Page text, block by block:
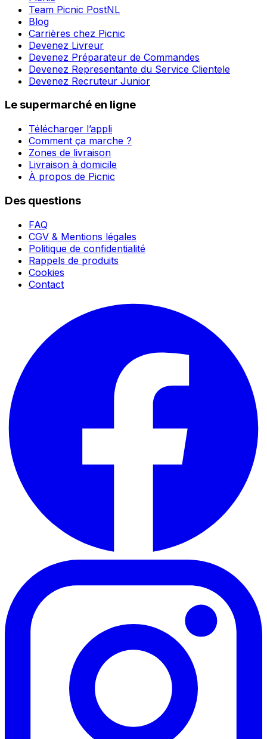
Team Picnic PostNL
Blog
Carrières chez Picnic
Devenez Livreur
Devenez Préparateur de Commandes
Devenez Representante du Service Clientele
Devenez Recruteur Junior
Le supermarché en ligne
Télécharger l’appli
Comment ça marche ?
Zones de livraison
Livraison à domicile
À propos de Picnic
Des questions
FAQ
CGV & Mentions légales
Politique de confidentialité
Rappels de produits
Cookies
Contact